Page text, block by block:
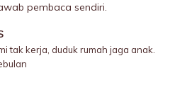
pembaca sendiri.
tak kerja, duduk rumah jaga anak.